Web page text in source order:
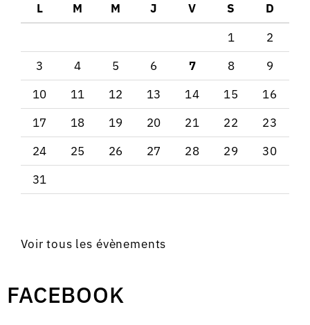
L
M M J V S
D
1
2
3
4 5 6 7 8
9
10
11 12 13 14 15
16
17
18 19 20 21 22
23
24
25 26 27 28 29
30
31
Voir tous les évènements
FACEBOOK